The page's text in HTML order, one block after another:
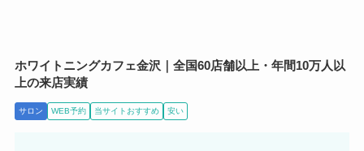
ホワイトニングカフェ金沢｜全国60店舗以上・年間10万人以
上の来店実績
サロン WEB予約 当サイトおすすめ 安い